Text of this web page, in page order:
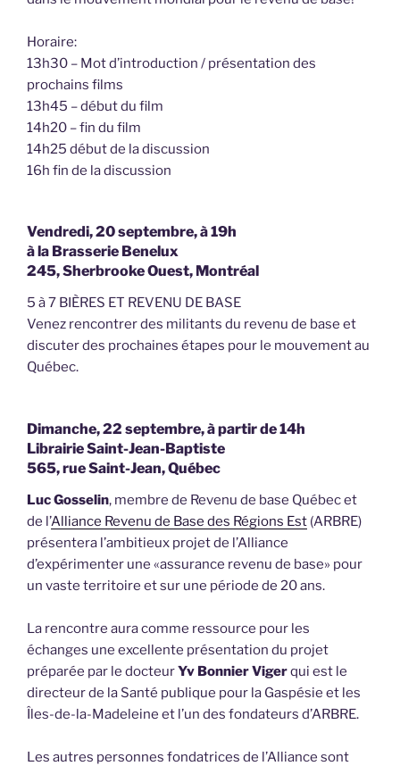
Horaire:
13h30 – Mot d’introduction / présentation des
prochains films
13h45 – début du film
14h20 – fin du film
14h25 début de la discussion
16h fin de la discussion
Vendredi, 20 septembre, à 19h
à la Brasserie Benelux
245, Sherbrooke Ouest, Montréal
5 à 7 BIÈRES ET REVENU DE BASE
Venez rencontrer des militants du revenu de base et
discuter des prochaines étapes pour le mouvement au
Québec.
Dimanche, 22 septembre, à partir de 14h
Librairie Saint-Jean-Baptiste
565, rue Saint-Jean, Québec
Luc Gosselin, membre de Revenu de base Québec et
de l’Alliance Revenu de Base des Régions Est (ARBRE)
présentera l’ambitieux projet de l’Alliance
d’expérimenter une «assurance revenu de base» pour
un vaste territoire et sur une période de 20 ans.
La rencontre aura comme ressource pour les
échanges une excellente présentation du projet
préparée par le docteurYv Bonnier Vigerqui est le
directeur de la Santé publique pour la Gaspésie et les
Îles-de-la-Madeleine et l’un des fondateurs d’ARBRE.
Les autres personnes fondatrices de l’Alliance sont